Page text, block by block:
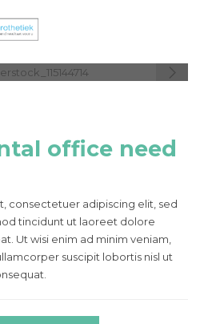
office need
consectetuer adipiscing elit, sed
tincidunt ut laoreet dolore
Ut wisi enim ad minim veniam,
suscipit lobortis nisl ut